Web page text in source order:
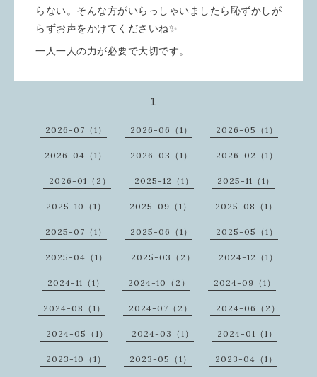
らない。そんな方がいらっしゃいましたら恥ずかしが
らずお声をかけてくださいね✨
一人一人の力が必要で大切です。
1
2026-07（1） 2026-06（1） 2026-05（1）
2026-04（1） 2026-03（1） 2026-02（1）
2026-01（2） 2025-12（1） 2025-11（1）
2025-10（1） 2025-09（1） 2025-08（1）
2025-07（1） 2025-06（1） 2025-05（1）
2025-04（1） 2025-03（2） 2024-12（1）
2024-11（1） 2024-10（2） 2024-09（1）
2024-08（1） 2024-07（2） 2024-06（2）
2024-05（1） 2024-03（1） 2024-01（1）
2023-10（1） 2023-05（1） 2023-04（1）